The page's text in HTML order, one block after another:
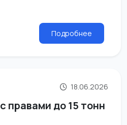
Подробнее
18.06.2026
правами до 15 тонн